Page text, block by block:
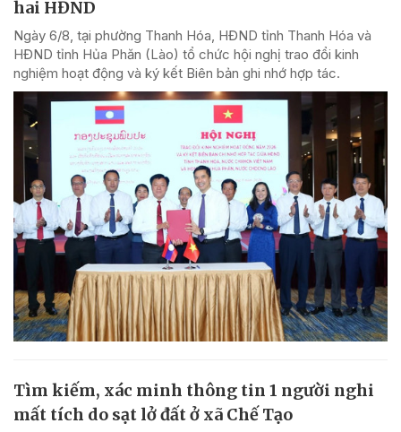
hai HĐND
Ngày 6/8, tại phường Thanh Hóa, HĐND tỉnh Thanh Hóa và
HĐND tỉnh Hủa Phăn (Lào) tổ chức hội nghị trao đổi kinh
nghiệm hoạt động và ký kết Biên bản ghi nhớ hợp tác.
Tìm kiếm, xác minh thông tin 1 người nghi
mất tích do sạt lở đất ở xã Chế Tạo